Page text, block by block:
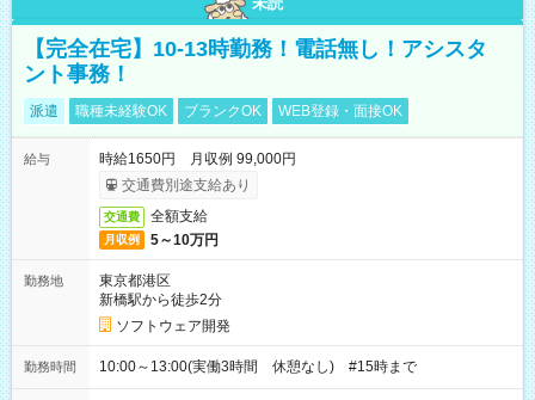
【完全在宅】10-13時勤務！電話無し！アシスタ
ント事務！
派遣 職種未経験OK ブランクOK WEB登録・面接OK
給与
時給1650円 月収例 99,000円
交通費別途支給あり
交通費 全額支給
月収例 5～10万円
勤務地
東京都港区
新橋駅から徒歩2分
ソフトウェア開発
勤務時間 10:00～13:00(実働3時間 休憩なし) #15時まで